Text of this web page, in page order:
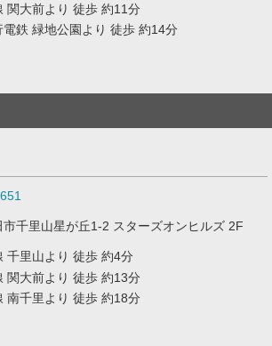
関大前より 徒歩 約11分
電鉄 緑地公園より 徒歩 約14分
市千里山星が丘1-2 スターズオンヒルズ 2F
千里山より 徒歩 約4分
関大前より 徒歩 約13分
南千里より 徒歩 約18分